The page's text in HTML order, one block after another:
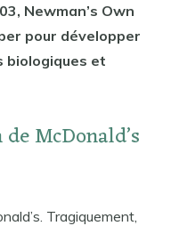
Newman’s Own
pour développer
biologiques et
McDonald’s
Tragiquement,